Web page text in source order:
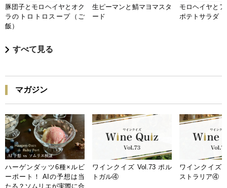
豚団子とモロヘイヤとオク
ラのトロトロスープ（ご
飯）
生ピーマンと鯖マヨマスタ
ード
モロヘイヤと
ポテトサラダ
すべて見る
マガジン
ハーゲンダッツ6種×ルビ
ーポート！ AIの予想は当
たる？ソムリエが実際に合
ワインクイズ Vol.73 ポル
トガル④
ワインクイズ
ストラリア④